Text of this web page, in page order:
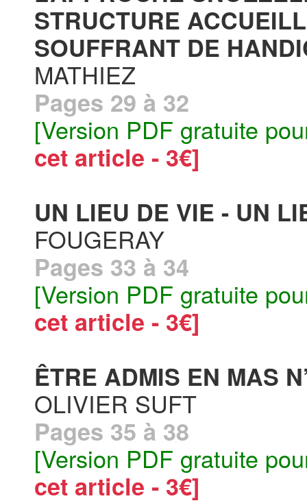
STRUCTURE
SOUFFRANT DE
MATHIEZ
Pages 29 à 32
[Version PDF gratuite
cet article - 3€]
UN LIEU DE VIE - UN
FOUGERAY
Pages 33 à 34
[Version PDF gratuite
cet article - 3€]
ÊTRE ADMIS EN MAS
OLIVIER SUFT
Pages 35 à 38
[Version PDF gratuite
cet article - 3€]